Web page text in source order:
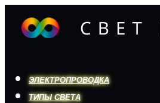
ЭЛЕКТРОПРОВОДКА
ТИПЫ СВЕТА